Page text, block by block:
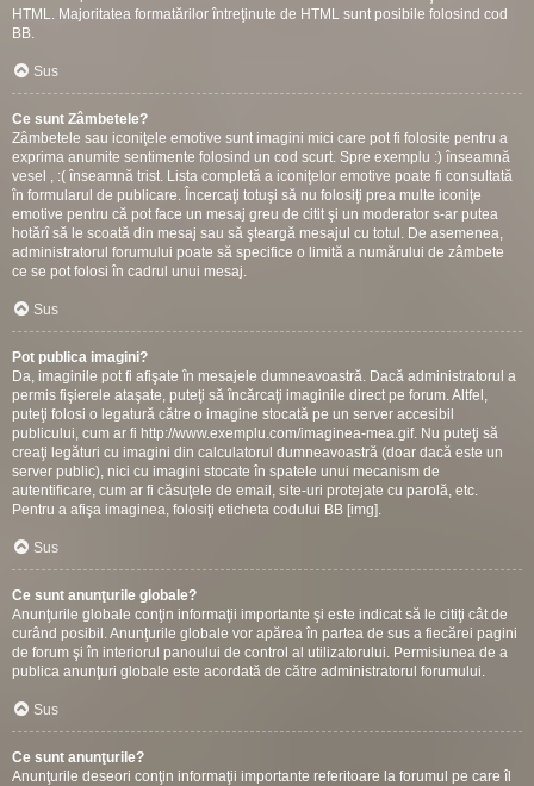
HTML. Majoritatea formatărilor întreţinute de HTML sunt posibile folosind cod
BB.
Sus
Ce sunt Zâmbetele?
Zâmbetele sau iconiţele emotive sunt imagini mici care pot fi folosite pentru a
exprima anumite sentimente folosind un cod scurt. Spre exemplu :) înseamnă
vesel , :( înseamnă trist. Lista completă a iconiţelor emotive poate fi consultată
în formularul de publicare. Încercaţi totuşi să nu folosiţi prea multe iconiţe
emotive pentru că pot face un mesaj greu de citit şi un moderator s-ar putea
hotărî să le scoată din mesaj sau să şteargă mesajul cu totul. De asemenea,
administratorul forumului poate să specifice o limită a numărului de zâmbete
ce se pot folosi în cadrul unui mesaj.
Sus
Pot publica imagini?
Da, imaginile pot fi afişate în mesajele dumneavoastră. Dacă administratorul a
permis fişierele ataşate, puteţi să încărcaţi imaginile direct pe forum. Altfel,
puteţi folosi o legatură către o imagine stocată pe un server accesibil
publicului, cum ar fi http://www.exemplu.com/imaginea-mea.gif. Nu puteţi să
creaţi legături cu imagini din calculatorul dumneavoastră (doar dacă este un
server public), nici cu imagini stocate în spatele unui mecanism de
autentificare, cum ar fi căsuţele de email, site-uri protejate cu parolă, etc.
Pentru a afişa imaginea, folosiţi eticheta codului BB [img].
Sus
Ce sunt anunţurile globale?
Anunţurile globale conţin informaţii importante şi este indicat să le citiţi cât de
curând posibil. Anunţurile globale vor apărea în partea de sus a fiecărei pagini
de forum şi în interiorul panoului de control al utilizatorului. Permisiunea de a
publica anunţuri globale este acordată de către administratorul forumului.
Sus
Ce sunt anunţurile?
Anunţurile deseori conţin informaţii importante referitoare la forumul pe care îl